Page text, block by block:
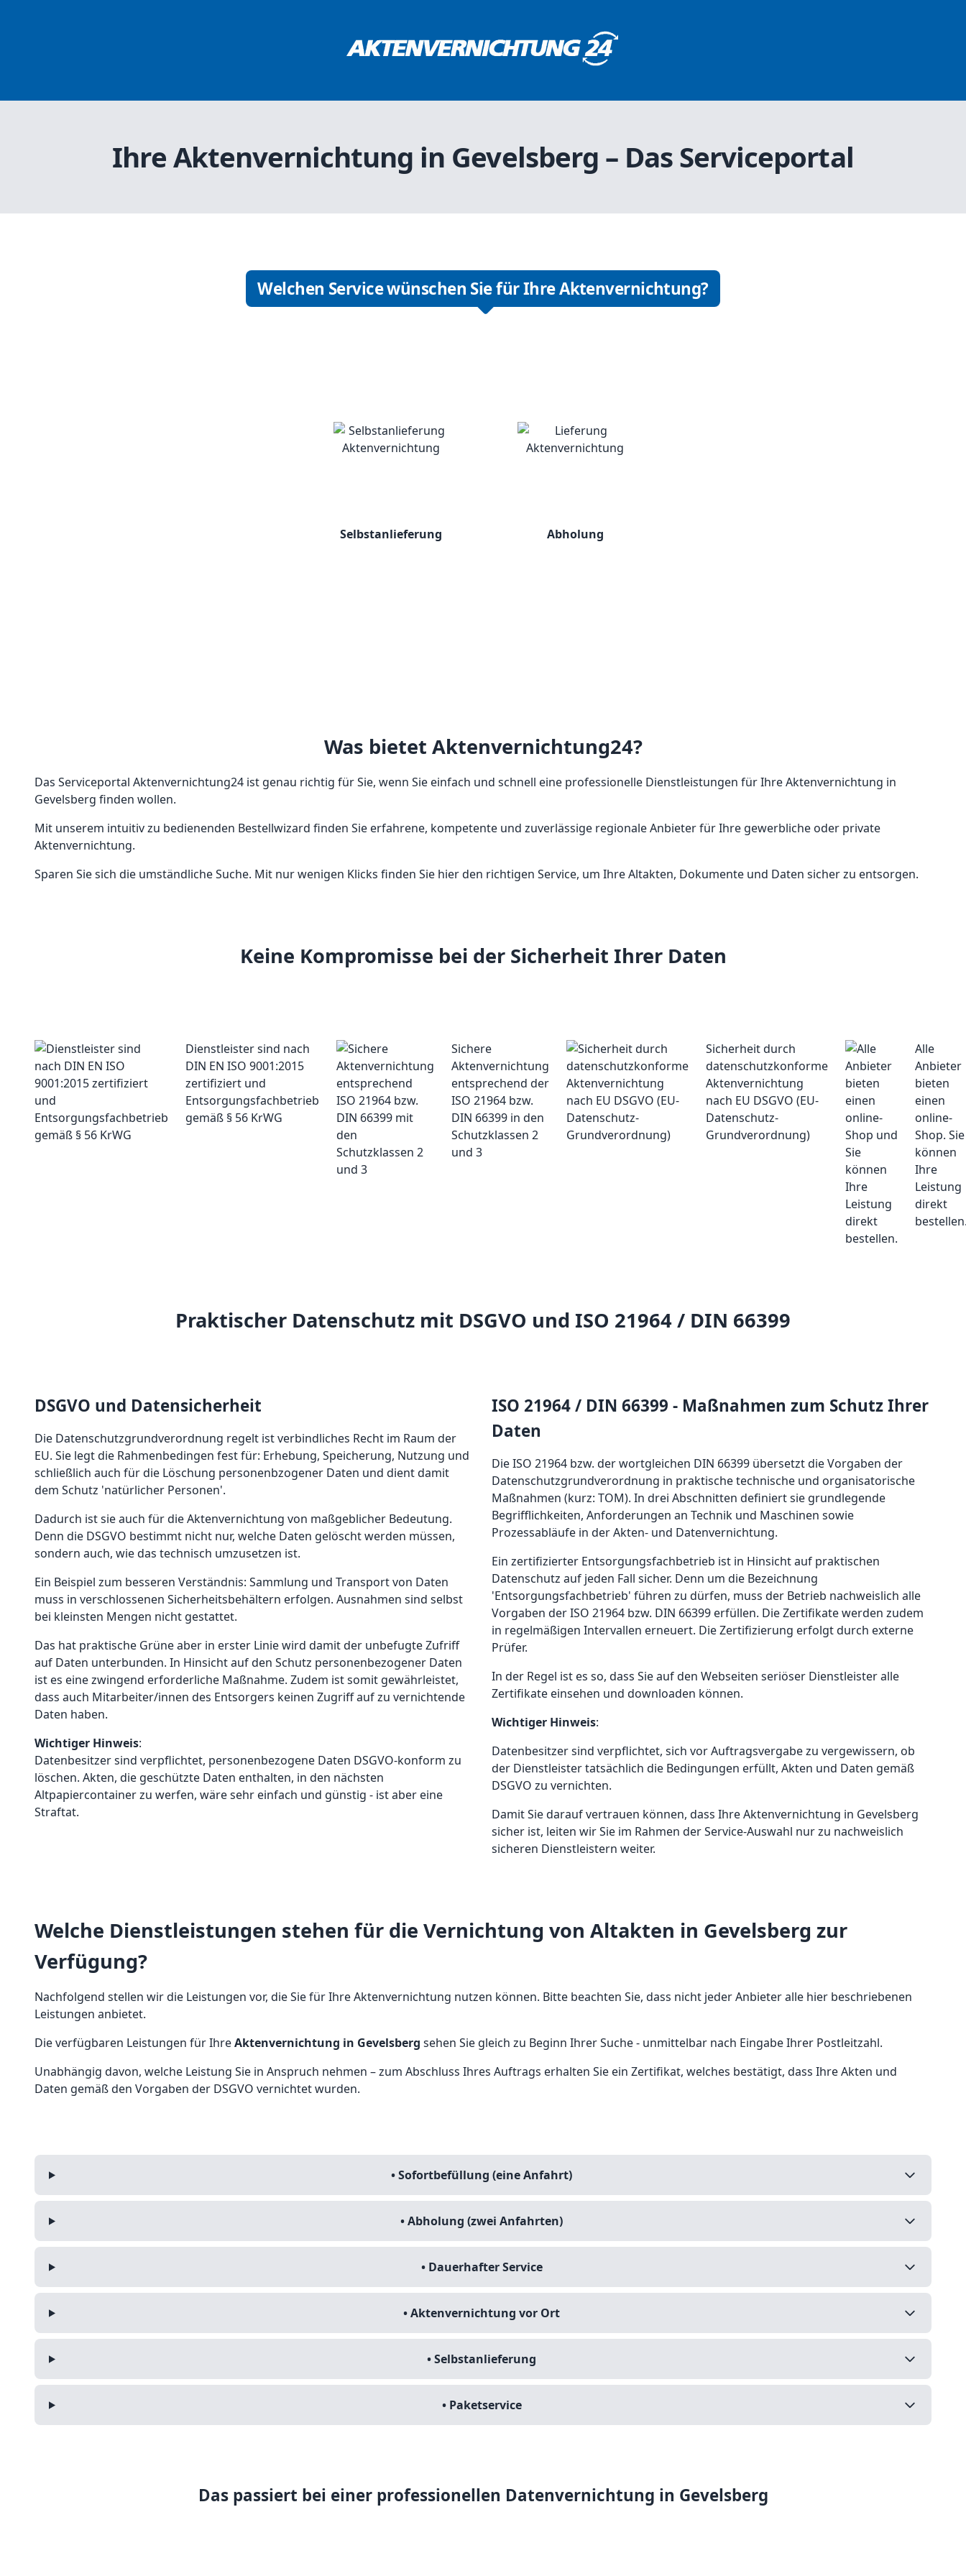
Ihre Aktenvernichtung in Gevelsberg – Das Serviceportal
Welchen Service wünschen Sie für Ihre Aktenvernichtung?
Selbstanlieferung Abholung
Was bietet Aktenvernichtung24?
Das Serviceportal Aktenvernichtung24 ist genau richtig für Sie, wenn Sie einfach und schnell eine professionelle Dienstleistungen für Ihre Aktenvernichtung in
Gevelsberg finden wollen.
Mit unserem intuitiv zu bedienenden Bestellwizard finden Sie erfahrene, kompetente und zuverlässige regionale Anbieter für Ihre gewerbliche oder private
Aktenvernichtung.
Sparen Sie sich die umständliche Suche. Mit nur wenigen Klicks finden Sie hier den richtigen Service, um Ihre Altakten, Dokumente und Daten sicher zu entsorgen.
Keine Kompromisse bei der Sicherheit Ihrer Daten
Dienstleister sind nach
DIN EN ISO 9001:2015
zertifiziert und
Entsorgungsfachbetrieb
gemäß § 56 KrWG
Sichere
Aktenvernichtung
entsprechend der
ISO 21964 bzw.
DIN 66399 in den
Schutzklassen 2
und 3
Sicherheit durch
datenschutzkonforme
Aktenvernichtung
nach EU DSGVO (EU-
Datenschutz-
Grundverordnung)
Alle
Anbieter
bieten
einen
online-
Shop. Sie
können
Ihre
Leistung
direkt
Praktischer Datenschutz mit DSGVO und ISO 21964 / DIN 66399
DSGVO und Datensicherheit
Die Datenschutzgrundverordnung regelt ist verbindliches Recht im Raum der
EU. Sie legt die Rahmenbedingen fest für: Erhebung, Speicherung, Nutzung und
schließlich auch für die Löschung personenbzogener Daten und dient damit
dem Schutz 'natürlicher Personen'.
Dadurch ist sie auch für die Aktenvernichtung von maßgeblicher Bedeutung.
Denn die DSGVO bestimmt nicht nur, welche Daten gelöscht werden müssen,
sondern auch, wie das technisch umzusetzen ist.
Ein Beispiel zum besseren Verständnis: Sammlung und Transport von Daten
muss in verschlossenen Sicherheitsbehältern erfolgen. Ausnahmen sind selbst
bei kleinsten Mengen nicht gestattet.
Das hat praktische Grüne aber in erster Linie wird damit der unbefugte Zufriff
auf Daten unterbunden. In Hinsicht auf den Schutz personenbezogener Daten
ist es eine zwingend erforderliche Maßnahme. Zudem ist somit gewährleistet,
dass auch Mitarbeiter/innen des Entsorgers keinen Zugriff auf zu vernichtende
Daten haben.
Wichtiger Hinweis:
Datenbesitzer sind verpflichtet, personenbezogene Daten DSGVO-konform zu
löschen. Akten, die geschützte Daten enthalten, in den nächsten
Altpapiercontainer zu werfen, wäre sehr einfach und günstig - ist aber eine
Straftat.
ISO 21964 / DIN 66399 - Maßnahmen zum Schutz Ihrer
Daten
Die ISO 21964 bzw. der wortgleichen DIN 66399 übersetzt die Vorgaben der
Datenschutzgrundverordnung in praktische technische und organisatorische
Maßnahmen (kurz: TOM). In drei Abschnitten definiert sie grundlegende
Begrifflichkeiten, Anforderungen an Technik und Maschinen sowie
Prozessabläufe in der Akten- und Datenvernichtung.
Ein zertifizierter Entsorgungsfachbetrieb ist in Hinsicht auf praktischen
Datenschutz auf jeden Fall sicher. Denn um die Bezeichnung
'Entsorgungsfachbetrieb' führen zu dürfen, muss der Betrieb nachweislich alle
Vorgaben der ISO 21964 bzw. DIN 66399 erfüllen. Die Zertifikate werden zudem
in regelmäßigen Intervallen erneuert. Die Zertifizierung erfolgt durch externe
Prüfer.
In der Regel ist es so, dass Sie auf den Webseiten seriöser Dienstleister alle
Zertifikate einsehen und downloaden können.
Wichtiger Hinweis:
Datenbesitzer sind verpflichtet, sich vor Auftragsvergabe zu vergewissern, ob
der Dienstleister tatsächlich die Bedingungen erfüllt, Akten und Daten gemäß
DSGVO zu vernichten.
Damit Sie darauf vertrauen können, dass Ihre Aktenvernichtung in Gevelsberg
sicher ist, leiten wir Sie im Rahmen der Service-Auswahl nur zu nachweislich
sicheren Dienstleistern weiter.
Welche Dienstleistungen stehen für die Vernichtung von Altakten in Gevelsberg zur
Verfügung?
Nachfolgend stellen wir die Leistungen vor, die Sie für Ihre Aktenvernichtung nutzen können. Bitte beachten Sie, dass nicht jeder Anbieter alle hier beschriebenen
Leistungen anbietet.
Die verfügbaren Leistungen für IhreAktenvernichtung in Gevelsberg sehen Sie gleich zu Beginn Ihrer Suche - unmittelbar nach Eingabe Ihrer Postleitzahl.
Unabhängig davon, welche Leistung Sie in Anspruch nehmen – zum Abschluss Ihres Auftrags erhalten Sie ein Zertifikat, welches bestätigt, dass Ihre Akten und
Daten gemäß den Vorgaben der DSGVO vernichtet wurden.
• Sofortbefüllung (eine Anfahrt)
• Abholung (zwei Anfahrten)
• Dauerhafter Service
• Aktenvernichtung vor Ort
• Selbstanlieferung
• Paketservice
Das passiert bei einer professionellen Datenvernichtung in Gevelsberg